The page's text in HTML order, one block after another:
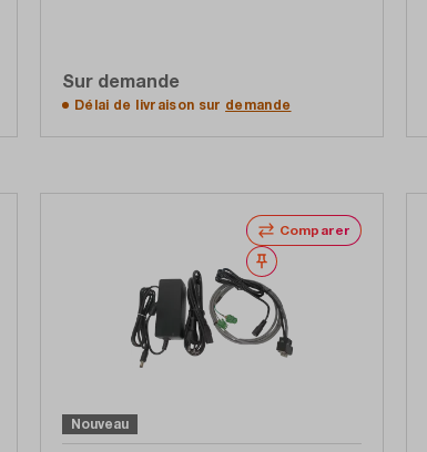
Sur demande
Délai de livraison sur demande
Comparer
Noter
Nouveau